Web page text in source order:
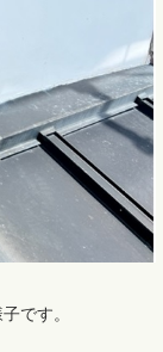
です。